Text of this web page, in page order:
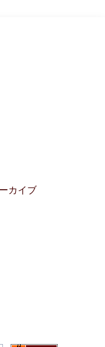
カイブ